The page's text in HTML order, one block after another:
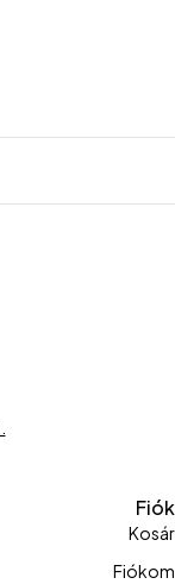
Fiók
Kosár
Fiókom